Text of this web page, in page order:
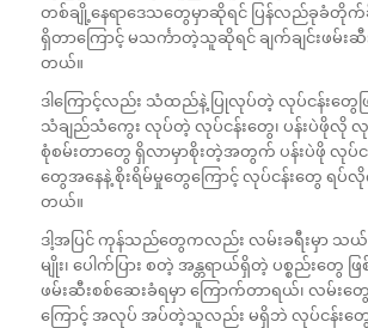
တစ်ချို့နေရာဒေသတွေမှာဆိုရင် ပြန်လည်ခုခံ
ရှိတာကြောင့် မသင်္ကာတဲ့သူဆိုရင် ချက်ချင်းဖမ်းဆီ
တယ်။
ဒါကြောင့်လည်း သံထည်နဲ့ ပြုလုပ်တဲ့ လုပ်ငန်းတွေဖ
သံချည်သံကွေး လုပ်တဲ့ လုပ်ငန်းတွေ၊ ပန်းပဲဖိုလို
စုံစမ်းတာတွေ ရှိလာမှာစိုးတဲ့အတွက် ပန်းပဲဖို လု
တွေအနေနဲ့ စိုးရိမ်မှုတွေကြောင့် လုပ်ငန်းတွေ ရပ်လို
တယ်။
ဒါ့အပြင် ကုန်သည်တွေကလည်း လမ်းခရီးမှာ သယ်
မျိုး၊ ပေါက်ပြား စတဲ့ အန္တရာယ်ရှိတဲ့ ပစ္စည်းတွ
ဖမ်းဆီးစစ်ဆေးခံရမှာ ကြောက်တာရယ်၊ လမ်း
ကြောင့် အလုပ် အပ်တဲ့သူလည်း မရှိဘဲ လုပ်ငန်းတွေ